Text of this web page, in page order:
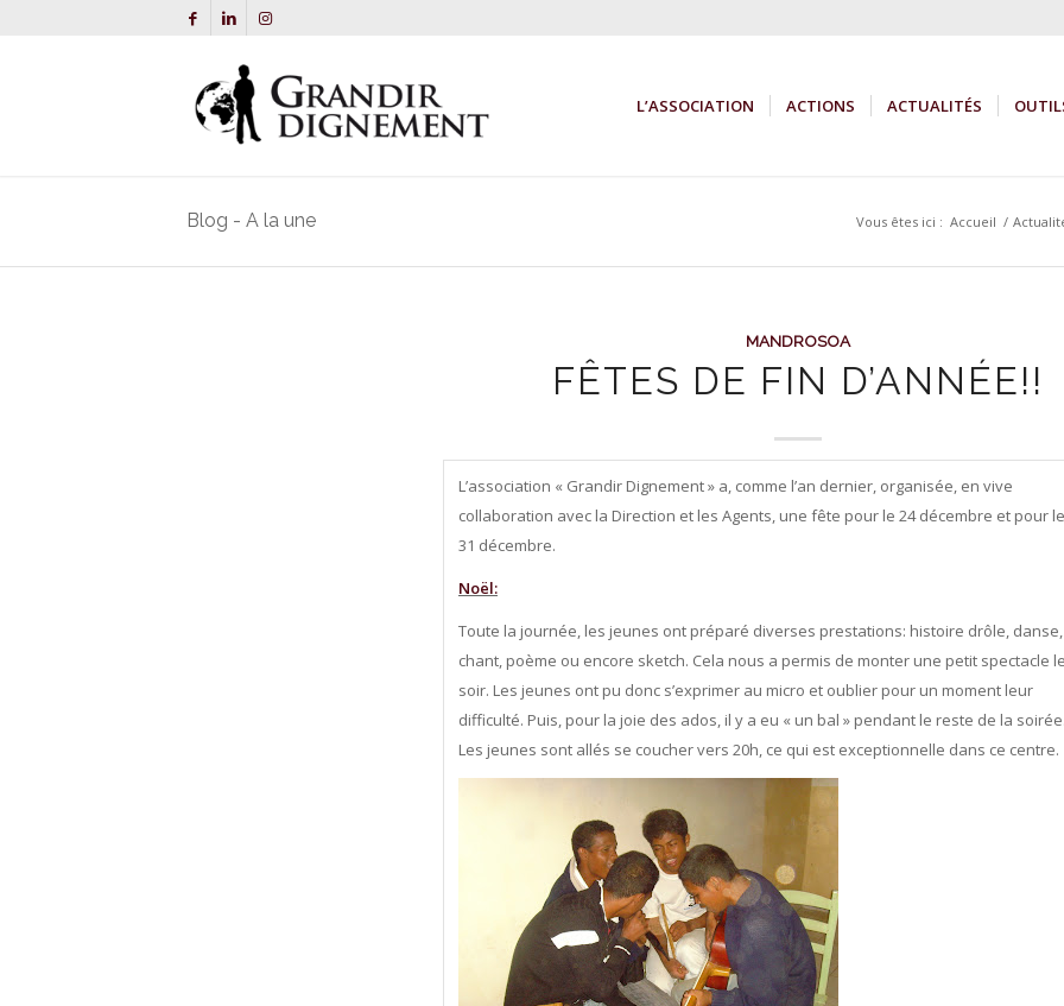
L’ASSOCIATION ACTIONS ACTUALITÉS
Blog - A la une Vous êtes ici : Accueil /
MANDROSOA
FÊTES DE FIN D’ANNÉE!!
L’association « Grandir Dignement » a, comme l’an dernier, organisée, en vive
collaboration avec la Direction et les Agents, une fête pour le 24 décembre et pour le
31 décembre.
Noël:
Toute la journée, les jeunes ont préparé diverses prestations: histoire drôle, danse,
chant, poème ou encore sketch. Cela nous a permis de monter une petit spectacle
soir. Les jeunes ont pu donc s’exprimer au micro et oublier pour un moment leur
difficulté. Puis, pour la joie des ados, il y a eu « un bal » pendant le reste de la
Les jeunes sont allés se coucher vers 20h, ce qui est exceptionnelle dans ce centre.